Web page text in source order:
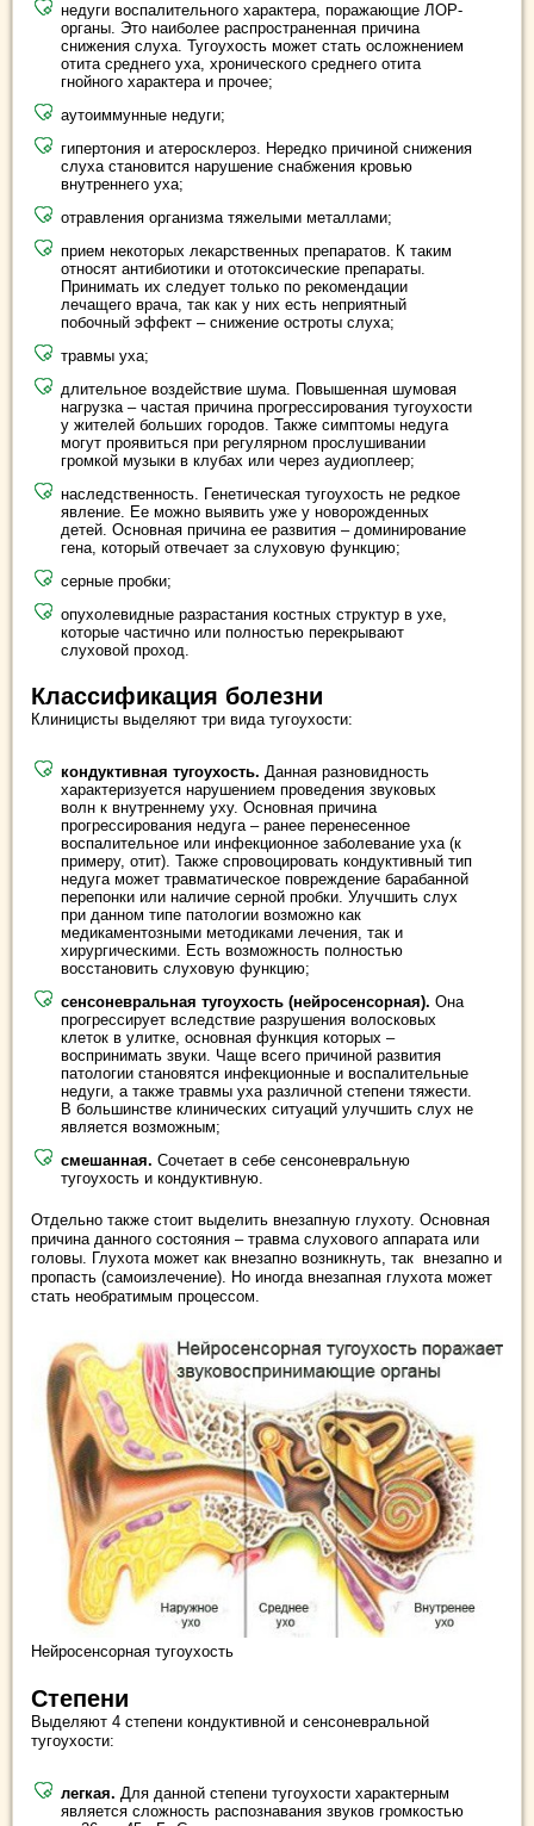
недуги воспалительного характера, поражающие ЛОР-
органы. Это наиболее распространенная причина
снижения слуха. Тугоухость может стать осложнением
отита среднего уха, хронического среднего отита
гнойного характера и прочее;
аутоиммунные недуги;
гипертония и атеросклероз. Нередко причиной снижения
слуха становится нарушение снабжения кровью
внутреннего уха;
отравления организма тяжелыми металлами;
прием некоторых лекарственных препаратов. К таким
относят антибиотики и ототоксические препараты.
Принимать их следует только по рекомендации
лечащего врача, так как у них есть неприятный
побочный эффект – снижение остроты слуха;
травмы уха;
длительное воздействие шума. Повышенная шумовая
нагрузка – частая причина прогрессирования тугоухости
у жителей больших городов. Также симптомы недуга
могут проявиться при регулярном прослушивании
громкой музыки в клубах или через аудиоплеер;
наследственность. Генетическая тугоухость не редкое
явление. Ее можно выявить уже у новорожденных
детей. Основная причина ее развития – доминирование
гена, который отвечает за слуховую функцию;
серные пробки;
опухолевидные разрастания костных структур в ухе,
которые частично или полностью перекрывают
слуховой проход.
Классификация болезни
Клиницисты выделяют три вида тугоухости:
кондуктивная тугоухость. Данная разновидность
характеризуется нарушением проведения звуковых
волн к внутреннему уху. Основная причина
прогрессирования недуга – ранее перенесенное
воспалительное или инфекционное заболевание уха (к
примеру, отит). Также спровоцировать кондуктивный тип
недуга может травматическое повреждение барабанной
перепонки или наличие серной пробки. Улучшить слух
при данном типе патологии возможно как
медикаментозными методиками лечения, так и
хирургическими. Есть возможность полностью
восстановить слуховую функцию;
сенсоневральная тугоухость (нейросенсорная). Она
прогрессирует вследствие разрушения волосковых
клеток в улитке, основная функция которых –
воспринимать звуки. Чаще всего причиной развития
патологии становятся инфекционные и воспалительные
недуги, а также травмы уха различной степени тяжести.
В большинстве клинических ситуаций улучшить слух не
является возможным;
смешанная. Сочетает в себе сенсоневральную
тугоухость и кондуктивную.
Отдельно также стоит выделить внезапную глухоту. Основная
причина данного состояния – травма слухового аппарата или
головы. Глухота может как внезапно возникнуть, так внезапно и
пропасть (самоизлечение). Но иногда внезапная глухота может
стать необратимым процессом.
Нейросенсорная тугоухость
Степени
Выделяют 4 степени кондуктивной и сенсоневральной
тугоухости:
легкая. Для данной степени тугоухости характерным
является сложность распознавания звуков громкостью